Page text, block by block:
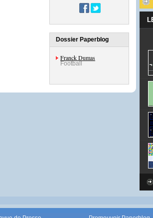
Dossier Paperblog
Franck Dumas
Football